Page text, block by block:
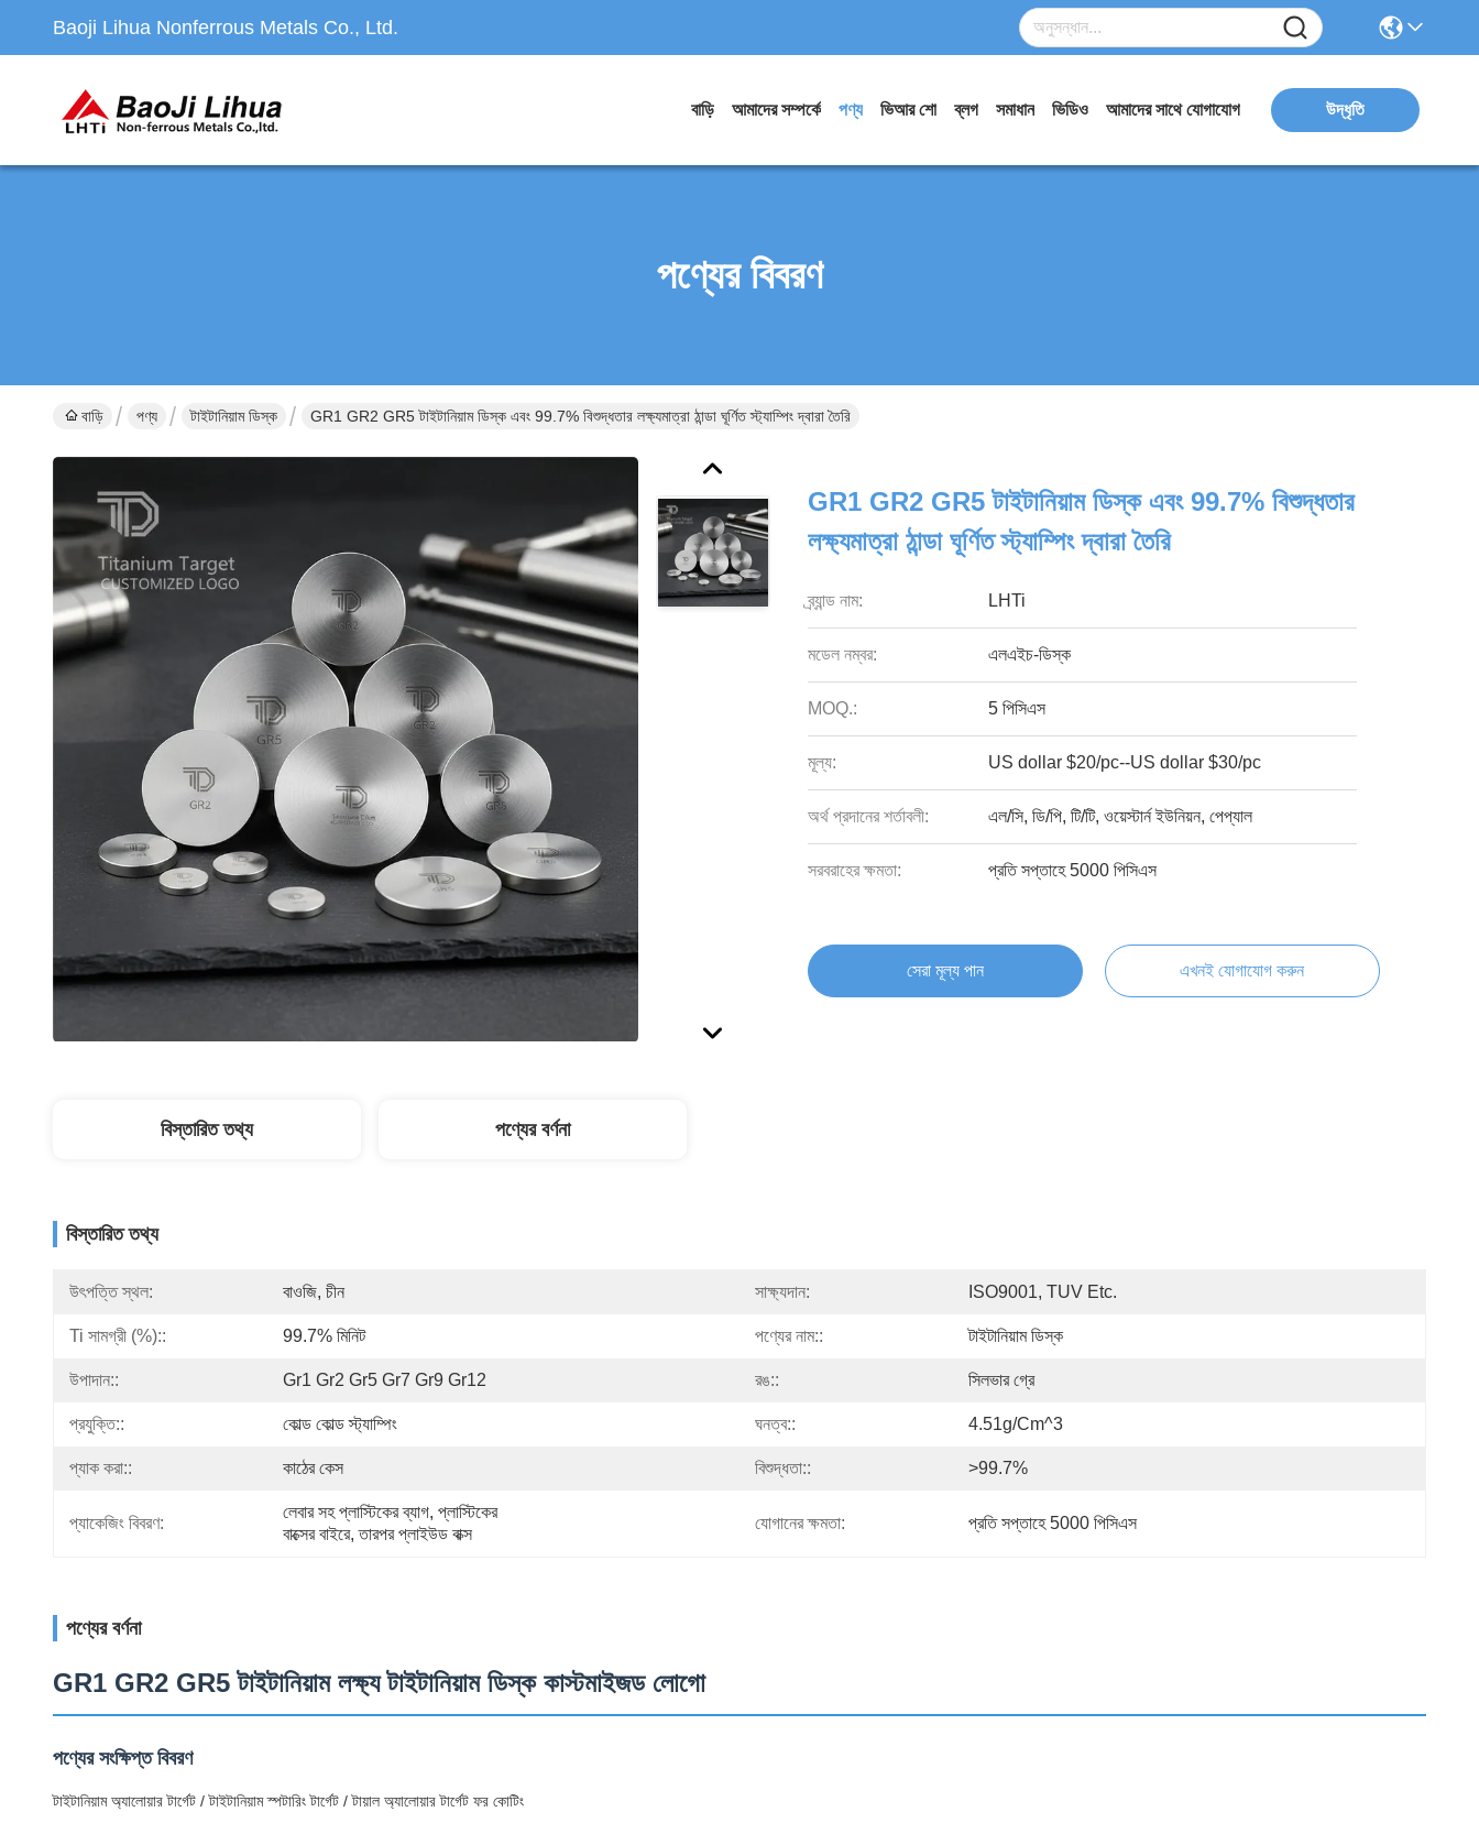
Baoji Lihua Nonferrous Metals Co., Ltd.
বাড়ি আমাদের সম্পর্কে পণ্য ভিআর শো ব্লগ সমাধান ভিডিও আমাদের সাথে যোগাযোগ উদ্ধৃতি
পণ্যের বিবরণ
বাড়ি পণ্য টাইটানিয়াম ডিস্ক GR1 GR2 GR5 টাইটানিয়াম ডিস্ক এবং 99.7% বিশুদ্ধতার লক্ষ্যমাত্রা ঠান্ডা ঘূর্ণিত স্ট্যাম্পিং দ্বারা তৈরি
GR1 GR2 GR5 টাইটানিয়াম ডিস্ক এবং 99.7% বিশুদ্ধতার
লক্ষ্যমাত্রা ঠান্ডা ঘূর্ণিত স্ট্যাম্পিং দ্বারা তৈরি
ব্র্যান্ড নাম: LHTi
মডেল নম্বর: এলএইচ-ডিস্ক
MOQ.: 5 পিসিএস
মূল্য: US dollar $20/pc--US dollar $30/pc
অর্থ প্রদানের শর্তাবলী: এল/সি, ডি/পি, টি/টি, ওয়েস্টার্ন ইউনিয়ন, পেপ্যাল
সরবরাহের ক্ষমতা: প্রতি সপ্তাহে 5000 পিসিএস
সেরা মূল্য পান এখনই যোগাযোগ করুন
বিস্তারিত তথ্য পণ্যের বর্ণনা
বিস্তারিত তথ্য
উৎপত্তি স্থল: বাওজি, চীন সাক্ষ্যদান: ISO9001, TUV Etc.
Ti সামগ্রী (%):: 99.7% মিনিট পণ্যের নাম:: টাইটানিয়াম ডিস্ক
উপাদান:: Gr1 Gr2 Gr5 Gr7 Gr9 Gr12 রঙ:: সিলভার গ্রে
প্রযুক্তি:: কোল্ড কোল্ড স্ট্যাম্পিং ঘনত্ব:: 4.51g/cm^3
প্যাক করা:: কাঠের কেস বিশুদ্ধতা:: >99.7%
প্যাকেজিং বিবরণ:
লেবার সহ প্লাস্টিকের ব্যাগ, প্লাস্টিকের
বাক্সের বাইরে, তারপর প্লাইউড বাক্স
যোগানের ক্ষমতা: প্রতি সপ্তাহে 5000 পিসিএস
পণ্যের বর্ণনা
GR1 GR2 GR5 টাইটানিয়াম লক্ষ্য টাইটানিয়াম ডিস্ক কাস্টমাইজড লোগো
পণ্যের সংক্ষিপ্ত বিবরণ
টাইটানিয়াম অ্যালোয়ার টার্গেট / টাইটানিয়াম স্পটারিং টার্গেট / টায়াল অ্যালোয়ার টার্গেট ফর কোটিং